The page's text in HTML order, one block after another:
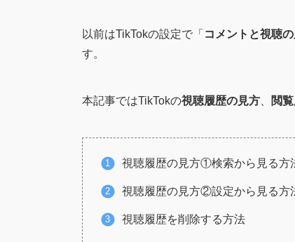
以前はTikTokの設定で「 コメントと視聴
す。
本記事ではTikTokの視聴履歴の見方、 閲
視聴履歴の見方①検索から見る方
視聴履歴の見方②設定から見る方
視聴履歴を削除する方法